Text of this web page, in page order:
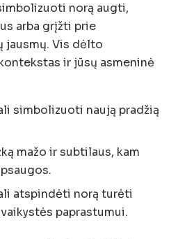
norą augti,
arba grįžti prie
jausmų. Vis dėlto
ir jūsų asmeninė
simbolizuoti naują pradžią
mažo ir subtilaus, kam
atspindėti norą turėti
paprastumui.